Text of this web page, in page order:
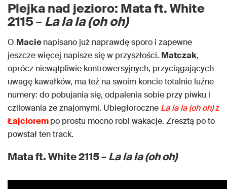
Plejka nad jezioro: Mata ft. White
2115 –La la la (oh oh)
O Macienapisano już naprawdę sporo i zapewne
jeszcze więcej napisze się w przyszłości. Matczak,
oprócz niewątpliwie kontrowersyjnych, przyciągających
uwagę kawałków, ma też na swoim koncie totalnie luźne
numery: do pobujania się, odpalenia sobie przy piwku i
czilowania ze znajomymi. Ubiegłoroczne La la la (oh oh)z
Łajciorempo prostu mocno robi wakacje. Zresztą po to
powstał ten track.
Mata ft. White 2115 –La la la (oh oh)